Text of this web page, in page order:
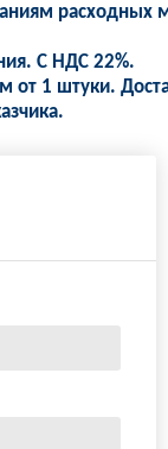
расходных
С НДС 22%.
от 1 штуки.